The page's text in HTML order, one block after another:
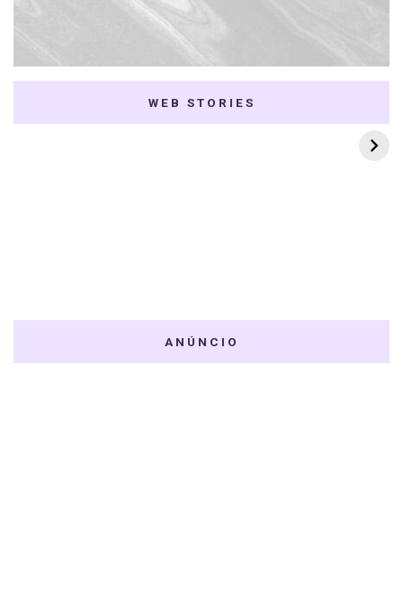
WEB STORIES
7 K-dramas Enemies
to Lovers
Thai Dramas com
First e Khaotung
ANÚNCIO